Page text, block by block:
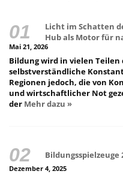
Licht im Schatten
Hub als Motor für
Mai 21, 2026
Bildung wird in vielen Teilen
selbstverständliche
Regionen jedoch, die von
und wirtschaftlicher Not
der Mehr dazu »
Bildungsspielzeuge
Dezember 4, 2025